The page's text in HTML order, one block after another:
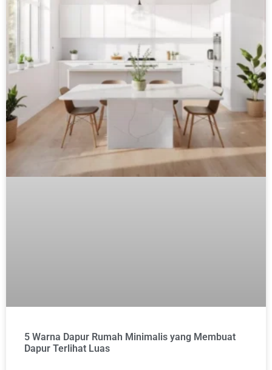
5 Warna Dapur Rumah Minimalis yang Membuat
Dapur Terlihat Luas